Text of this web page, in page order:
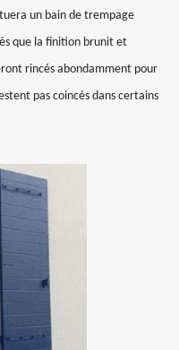
un bain de trempage
que la finition brunit et
rincés abondamment pour
pas coincés dans certains